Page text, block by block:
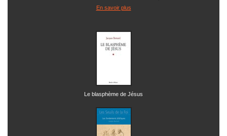
En savoir plus
Le blasphème de Jésus